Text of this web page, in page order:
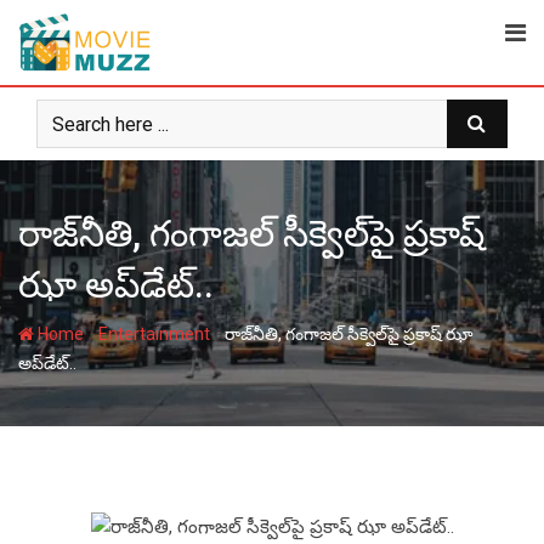
content
రాజ్‌నీతి, గంగాజల్ సీక్వెల్‌పై ప్రకాష్
ఝా అప్‌డేట్‌..
Home-Entertainment-రాజ్‌నీతి, గంగాజల్ సీక్వెల్‌పై ప్రకాష్ ఝా
అప్‌డేట్‌..